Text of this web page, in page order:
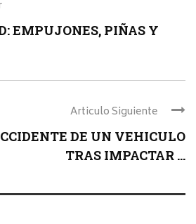
EMPUJONES, PIÑAS Y
Articulo Siguiente
DE UN VEHICULO
TRAS IMPACTAR ...